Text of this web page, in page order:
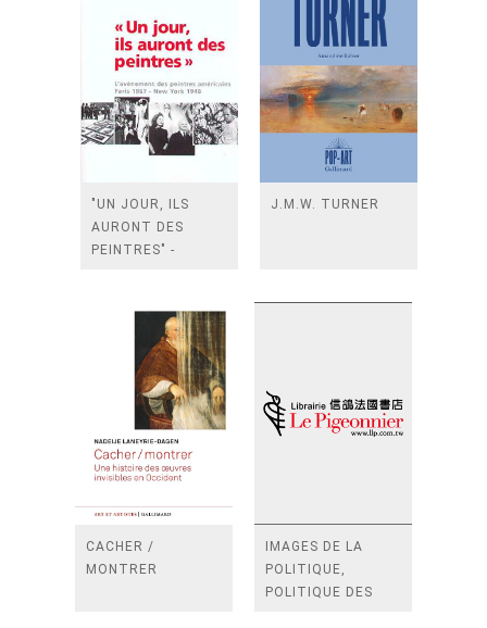
"UN JOUR, ILS
AURONT DES
PEINTRES" -
AMERICAINS
(PARIS 1867 - NEW
YORK 1948
J.M.W. TURNER
CACHER /
MONTRER
IMAGES DE LA
POLITIQUE,
POLITIQUE DES